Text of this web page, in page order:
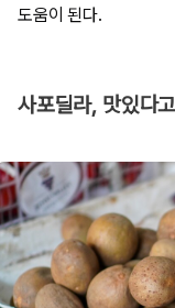
도움이 된다.
사포딜라, 맛있다